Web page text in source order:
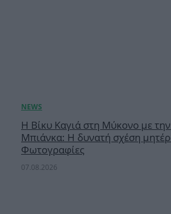
Η Βίκυ Καγιά στη Μύκονο με
Μπιάνκα: Η δυνατή σχέση
Φωτογραφίες
07.08.2026